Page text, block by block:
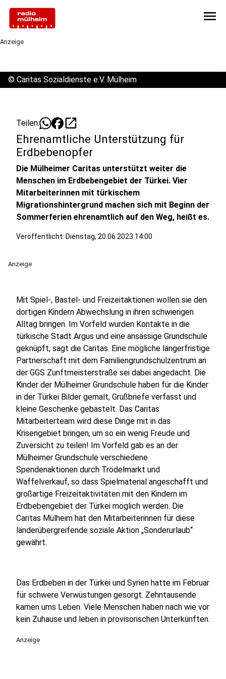
menu
Anzeige
© Caritas Sozialdienste e.V. Mülheim
Teilen: open_in_new
Ehrenamtliche Unterstützung für
Erdbebenopfer
Die Mülheimer Caritas unterstützt weiter die
Menschen im Erdbebengebiet der Türkei. Vier
Mitarbeiterinnen mit türkischem
Migrationshintergrund machen sich mit Beginn der
Sommerferien ehrenamtlich auf den Weg, heißt es.
Veröffentlicht: Dienstag, 20.06.2023 14:00
Anzeige
Mit Spiel-, Bastel- und Freizeitaktionen wollen sie den
dortigen Kindern Abwechslung in ihren schwierigen
Alltag bringen. Im Vorfeld wurden Kontakte in die
türkische Stadt Argus und eine ansässige Grundschule
geknüpft, sagt die Caritas. Eine mögliche längerfristige
Partnerschaft mit dem Familiengrundschulzentrum an
der GGS Zunftmeisterstraße sei dabei angedacht. Die
Kinder der Mülheimer Grundschule haben für die Kinder
in der Türkei Bilder gemalt, Grußbriefe verfasst und
kleine Geschenke gebastelt. Das Caritas
Mitarbeiterteam wird diese Dinge mit in das
Krisengebiet bringen, um so ein wenig Freude und
Zuversicht zu teilen! Im Vorfeld gab es an der
Mülheimer Grundschule verschiedene
Spendenaktionen durch Trödelmarkt und
Waffelverkauf, so dass Spielmaterial angeschafft und
großartige Freizeitaktivitäten mit den Kindern im
Erdbebengebiet der Türkei möglich werden. Die
Caritas Mülheim hat den Mitarbeiterinnen für diese
länderübergreifende soziale Aktion „Sonderurlaub“
gewährt.
Das Erdbeben in der Türkei und Syrien hatte im Februar
für schwere Verwüstungen gesorgt. Zehntausende
kamen ums Leben. Viele Menschen haben nach wie vor
kein Zuhause und leben in provisorischen Unterkünften.
Anzeige